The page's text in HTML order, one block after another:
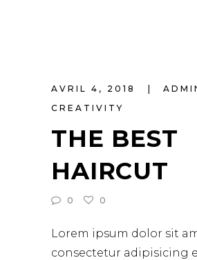
AVRIL 4, 2018
CREATIVITY
THE BEST
HAIRCUT
0 0
Lorem ipsum dolor sit
consectetur adipisicing